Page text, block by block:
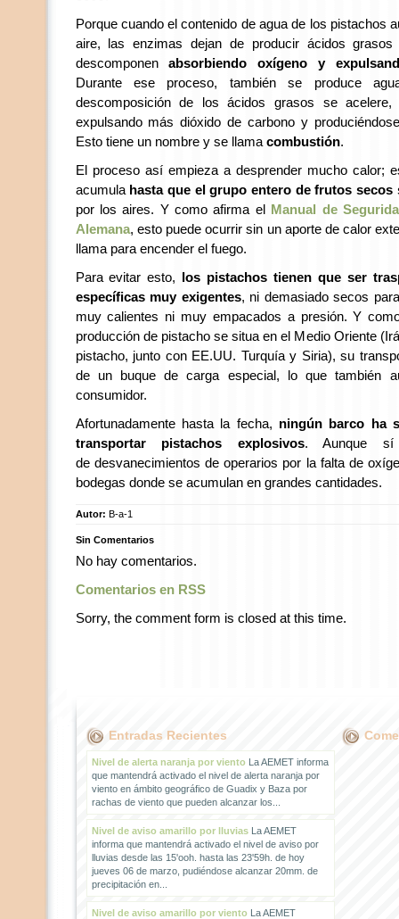
Porque cuando el contenido de agua de los pistachos
aire, las enzimas dejan de producir ácidos
descomponenabsorbiendo oxígeno y
Durante ese proceso, también se produce
descomposición de los ácidos grasos se
expulsando más dióxido de carbono y
Esto tiene un nombre y se llamacombustión.
El proceso así empieza a desprender mucho calor;
acumula hasta que el grupo entero de frutos secos
por los aires. Y como afirma el
Manual de
Alemana, esto puede ocurrir sin un aporte de calor
llama para encender el fuego.
Para evitar esto,
los pistachos tienen que ser
específicas muy exigentes, ni demasiado secos
muy calientes ni muy empacados a presión. Y
producción de pistacho se situa en el Medio Oriente
pistacho, junto con EE.UU. Turquía y Siria), su
de un buque de carga especial, lo que también
consumidor.
Afortunadamente hasta la fecha, ningún barco ha
transportar pistachos explosivos. Aunque
de desvanecimientos de operarios por la falta de
bodegas donde se acumulan en grandes cantidades.
Autor: B-a-1
Sin Comentarios
No hay comentarios.
Comentarios en RSS
Sorry, the comment form is closed at this time.
Entradas Recientes
Nivel de alerta naranja por vientoLa AEMET informa
que mantendrá activado el nivel de alerta naranja por
viento en ámbito geográfico de Guadix y Baza por
rachas de viento que pueden alcanzar los...
Nivel de aviso amarillo por lluviasLa AEMET
informa que mantendrá activado el nivel de aviso por
lluvias desde las 15'ooh. hasta las 23'59h. de hoy
jueves 06 de marzo, pudiéndose alcanzar 20mm. de
precipitación en...
Nivel de aviso amarillo por vientoLa AEMET